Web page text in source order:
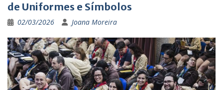
de Uniformes e Símbolos
02/03/2026 Joana Moreira